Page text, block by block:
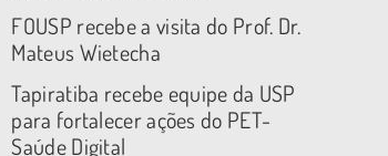
FOUSP recebe a visita do Prof. Dr.
Mateus Wietecha
Tapiratiba recebe equipe da USP
para fortalecer ações do PET-
Saúde Digital